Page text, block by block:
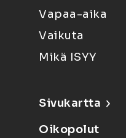
Vapaa-aika
Vaikuta
Mikä ISYY
Sivukartta
Oikopolut